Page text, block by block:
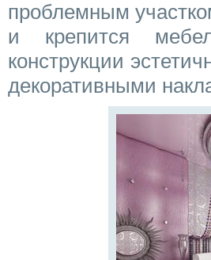
проблемным
и крепится
конструкции
декоративными